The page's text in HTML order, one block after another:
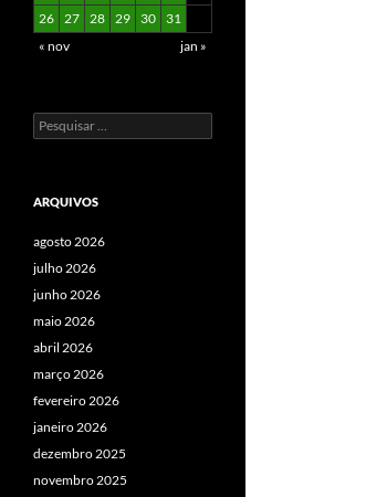
26 27 28 29 30
31
« nov
jan »
Pesquisar
por:
ARQUIVOS
agosto 2026
julho 2026
junho 2026
maio 2026
abril 2026
março 2026
fevereiro 2026
janeiro 2026
dezembro 2025
novembro 2025